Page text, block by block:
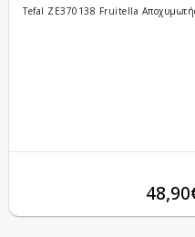
Tefal ZE370138 Fruitella